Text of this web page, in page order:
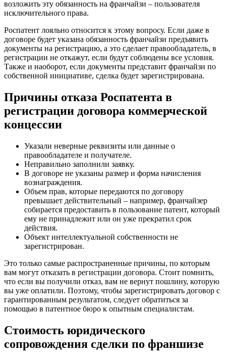
возложить эту обязанность на франчайзи – пользователя
исключительного права.
Роспатент лояльно относится к этому вопросу. Если даже в
договоре будет указана обязанность франчайзи предъявить
документы на регистрацию, а это сделает правообладатель, в
регистрации не откажут, если будут соблюдены все условия.
Также и наоборот, если документы представит франчайзи по
собственной инициативе, сделка будет зарегистрирована.
Причины отказа Роспатента в
регистрации договора коммерческой
концессии
Указали неверные реквизиты или данные о
правообладателе и получателе.
Неправильно заполнили заявку.
В договоре не указаны размер и форма начисления
вознаграждения.
Объем прав, которые передаются по договору
превышает действительный – например, франчайзер
собирается предоставить в пользование патент, который
ему не принадлежит или он уже прекратил срок
действия.
Объект интеллектуальной собственности не
зарегистрирован.
Это только самые распространенные причины, по которым
вам могут отказать в регистрации договора. Стоит помнить,
что если вы получили отказ, вам не вернут пошлину, которую
вы уже оплатили. Поэтому, чтобы зарегистрировать договор с
гарантированным результатом, следует обратиться за
помощью в патентное бюро к опытным специалистам.
Стоимость юридического
сопровождения сделки по франшизе